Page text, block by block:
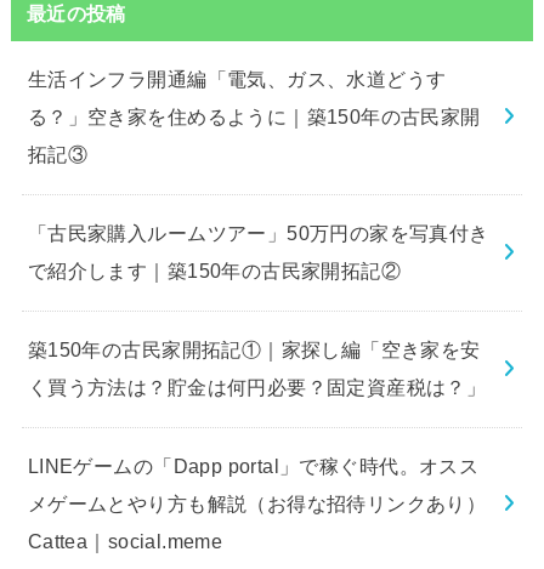
最近の投稿
生活インフラ開通編「電気、ガス、水道どうす
る？」空き家を住めるように｜築150年の古民家開
拓記③
「古民家購入ルームツアー」50万円の家を写真付き
で紹介します｜築150年の古民家開拓記②
築150年の古民家開拓記①｜家探し編「空き家を安
く買う方法は？貯金は何円必要？固定資産税は？」
LINEゲームの「Dapp portal」で稼ぐ時代。オスス
メゲームとやり方も解説（お得な招待リンクあり）
Cattea｜social.meme